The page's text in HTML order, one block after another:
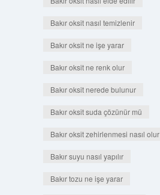
Bakır oksit nasıl temizlenir
Bakır oksit ne işe yarar
Bakır oksit ne renk olur
Bakır oksit nerede bulunur
Bakır oksit suda çözünür mü
Bakır oksit zehirlenmesi nasıl olur
Bakır suyu nasıl yapılır
Bakır tozu ne işe yarar